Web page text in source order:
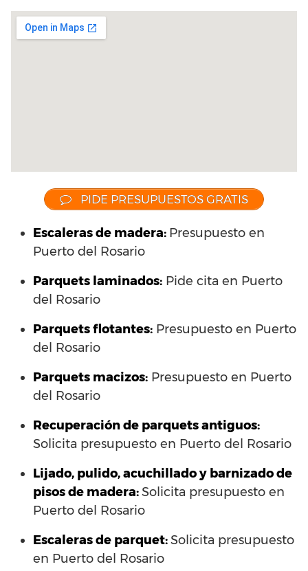
PIDE PRESUPUESTOS GRATIS
Escaleras de madera: Presupuesto en
Puerto del Rosario
Parquets laminados: Pide cita en Puerto
del Rosario
Parquets flotantes: Presupuesto en Puerto
del Rosario
Parquets macizos: Presupuesto en Puerto
del Rosario
Recuperación de parquets antiguos:
Solicita presupuesto en Puerto del Rosario
Lijado, pulido, acuchillado y barnizado de
pisos de madera:Solicita presupuesto en
Puerto del Rosario
Escaleras de parquet:Solicita presupuesto
en Puerto del Rosario